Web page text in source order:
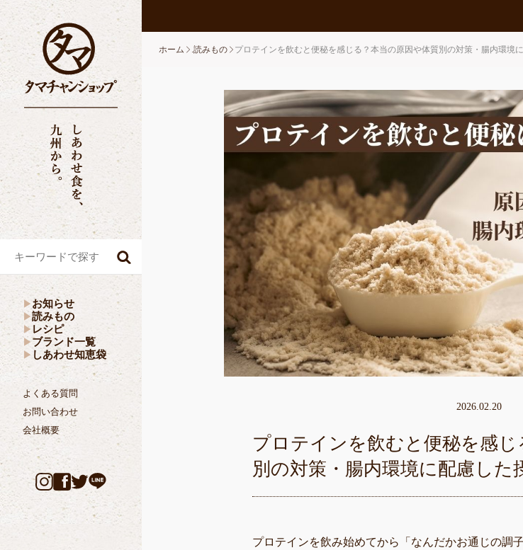
お知らせ
読みもの
レシピ
ブランド一覧
しあわせ知恵袋
よくある質問
お問い合わせ
会社概要
ホーム .読みもの プロテインを飲むと便秘を感じる？本当の原因や体質別の対策・腸内環境
2026.02.20
プロテインを飲むと便秘を感
別の対策・腸内環境に配慮した
プロテインを飲み始めてから「なんだかお通じの調